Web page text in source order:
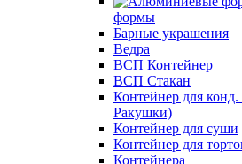
формы
Барные украшения
Ведра
ВСП Контейнер
ВСП Стакан
Контейнер для
Ракушки)
Контейнер для суши
Контейнер для
Контейнера